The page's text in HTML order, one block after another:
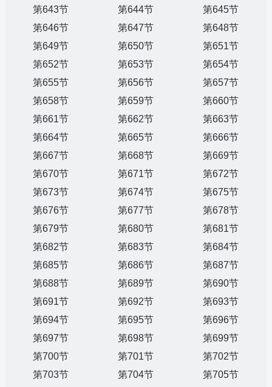
第643节
第644节
第645节
第646节
第647节
第648节
第649节
第650节
第651节
第652节
第653节
第654节
第655节
第656节
第657节
第658节
第659节
第660节
第661节
第662节
第663节
第664节
第665节
第666节
第667节
第668节
第669节
第670节
第671节
第672节
第673节
第674节
第675节
第676节
第677节
第678节
第679节
第680节
第681节
第682节
第683节
第684节
第685节
第686节
第687节
第688节
第689节
第690节
第691节
第692节
第693节
第694节
第695节
第696节
第697节
第698节
第699节
第700节
第701节
第702节
第703节
第704节
第705节